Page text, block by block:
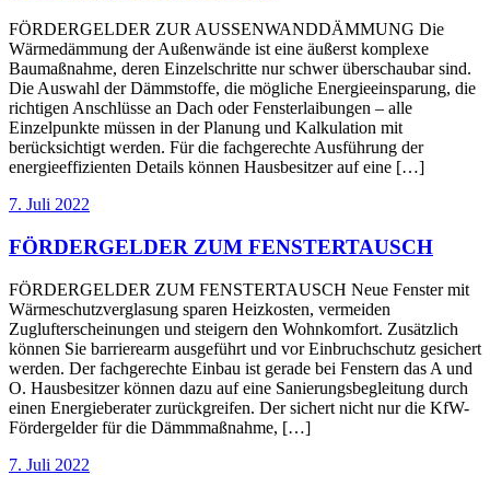
FÖRDERGELDER ZUR AUSSENWANDDÄMMUNG Die
Wärmedämmung der Außenwände ist eine äußerst komplexe
Baumaßnahme, deren Einzelschritte nur schwer überschaubar sind.
Die Auswahl der Dämmstoffe, die mögliche Energieeinsparung, die
richtigen Anschlüsse an Dach oder Fensterlaibungen – alle
Einzelpunkte müssen in der Planung und Kalkulation mit
berücksichtigt werden. Für die fachgerechte Ausführung der
energieeffizienten Details können Hausbesitzer auf eine […]
7. Juli 2022
FÖRDERGELDER ZUM FENSTERTAUSCH
FÖRDERGELDER ZUM FENSTERTAUSCH Neue Fenster mit
Wärmeschutzverglasung sparen Heizkosten, vermeiden
Zuglufterscheinungen und steigern den Wohnkomfort. Zusätzlich
können Sie barrierearm ausgeführt und vor Einbruchschutz gesichert
werden. Der fachgerechte Einbau ist gerade bei Fenstern das A und
O. Hausbesitzer können dazu auf eine Sanierungsbegleitung durch
einen Energieberater zurückgreifen. Der sichert nicht nur die KfW-
Fördergelder für die Dämmmaßnahme, […]
7. Juli 2022